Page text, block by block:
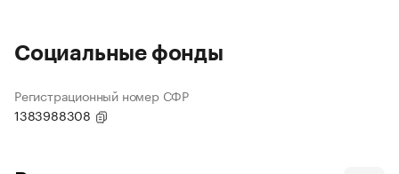
Социальные фонды
Регистрационный номер СФР
1383988308